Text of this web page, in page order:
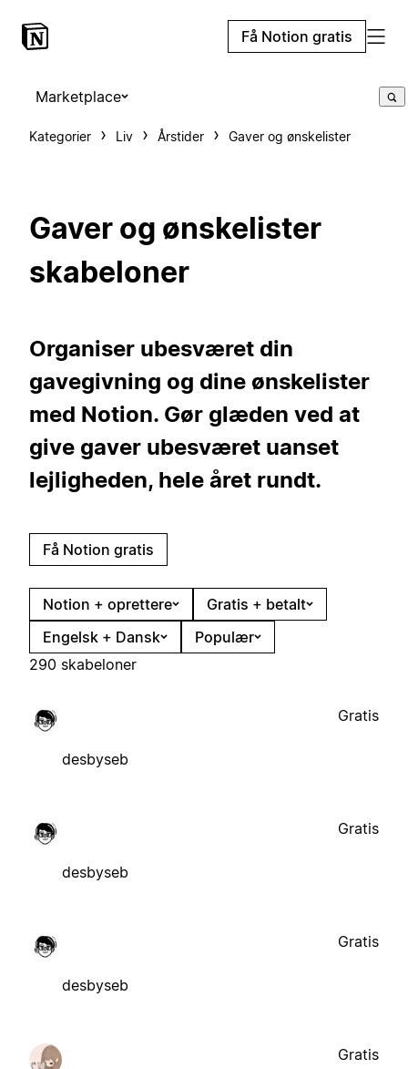
Få Notion gratis
Marketplace
Kategorier Liv Årstider Gaver og ønskelister
Gaver og ønskelister
skabeloner
Organiser ubesværet din
gavegivning og dine ønskelister
med Notion. Gør glæden ved at
give gaver ubesværet uanset
lejligheden, hele året rundt.
Få Notion gratis
Notion + oprettere
Gratis + betalt
Engelsk + Dansk
Populær
290 skabeloner
desbyseb
Gratis
desbyseb
Gratis
desbyseb
Gratis
Gratis